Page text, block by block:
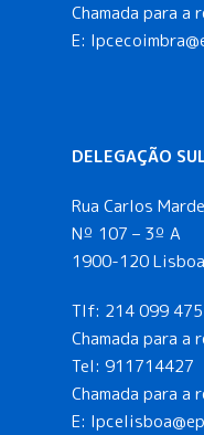
Chamada para a
E:
DELEGAÇÃO
Rua Carlos
Nº 107 – 3º A
1900-120 Lisboa
Tlf: 214 099 475
Chamada para a
Tel: 911714427
Chamada para a
E: